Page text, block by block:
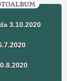
3.10.2020